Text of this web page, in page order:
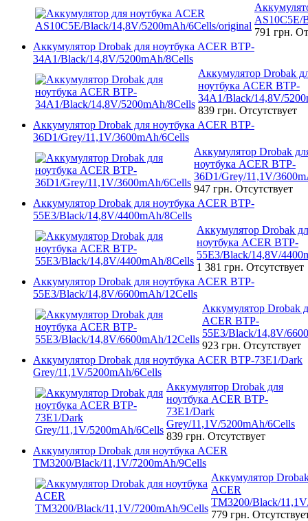
AS10C5E/
791 грн.
Аккумулятор Drobak для ноутбука ACER BTP-
34A1/Black/14,8V/5200mAh/8Cells
Аккумулятор Drobak
ноутбука ACER BTP-
34A1/Black/14,8V/
839 грн. Отсутствует
Аккумулятор Drobak для ноутбука ACER BTP-
36D1/Grey/11,1V/3600mAh/6Cells
Аккумулятор Drobak
ноутбука ACER BTP-
36D1/Grey/11,1V/
947 грн. Отсутствует
Аккумулятор Drobak для ноутбука ACER BTP-
55E3/Black/14,8V/4400mAh/8Cells
Аккумулятор Drobak
ноутбука ACER BTP-
55E3/Black/14,8V/
1 381 грн. Отсутствует
Аккумулятор Drobak для ноутбука ACER BTP-
55E3/Black/14,8V/6600mAh/12Cells
Аккумулятор Drobak
ACER BTP-
55E3/Black/14,8V/
923 грн. Отсутствует
Аккумулятор Drobak для ноутбука ACER BTP-73E1/Dark
Grey/11,1V/5200mAh/6Cells
Аккумулятор Drobak для
ноутбука ACER BTP-
73E1/Dark
Grey/11,1V/5200mAh/6Cells
839 грн. Отсутствует
Аккумулятор Drobak для ноутбука ACER
TM3200/Black/11,1V/7200mAh/9Cells
Аккумулятор
ACER
TM3200/Black/
779 грн.